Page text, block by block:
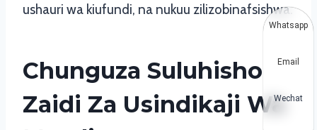
ushauri wa kiufundi, na nukuu zilizobinafsishwa.
Chunguza Suluhisho
Zaidi Za Usindikaji Wa
Whatsapp
Email
Wechat